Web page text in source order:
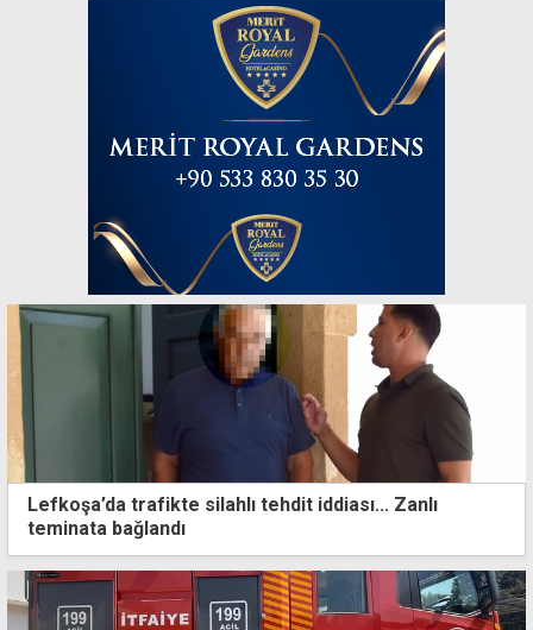
Lefkoşa’da trafikte silahlı tehdit iddiası... Zanlı
teminata bağlandı